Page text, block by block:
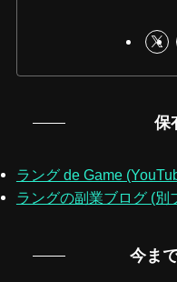
保
ラング de Game
ラングの副業ブログ (別
今ま